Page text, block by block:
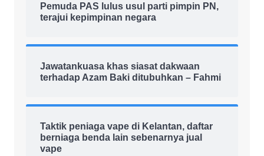
Pemuda PAS lulus usul parti pimpin PN,
terajui kepimpinan negara
Jawatankuasa khas siasat dakwaan
terhadap Azam Baki ditubuhkan – Fahmi
Taktik peniaga vape di Kelantan, daftar
berniaga benda lain sebenarnya jual
vape